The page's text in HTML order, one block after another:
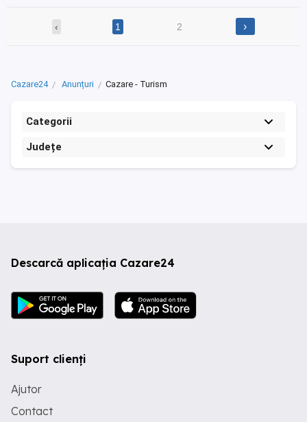
‹ 1 2 ›
Cazare24 Anunțuri Cazare - Turism
Categorii
Județe
Descarcă aplicația Cazare24
Suport clienți
Ajutor
Contact